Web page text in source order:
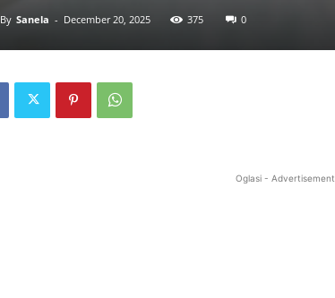
By Sanela - December 20, 2025 375 0
Oglasi - Advertisement